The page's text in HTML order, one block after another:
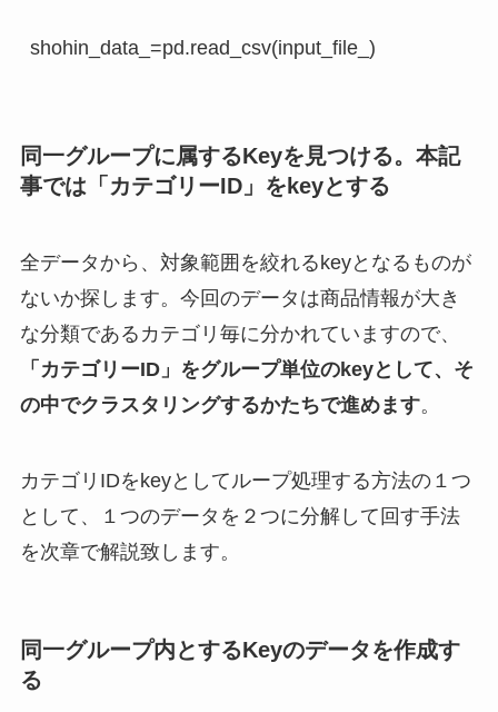
shohin_data_=pd.read_csv(input_file_)
同一グループに属するKeyを見つける。本記
事では 「カテゴリーID」をkeyとする
全データから、対象範囲を絞れるkeyとなるものが
ないか探します。今回のデータは商品情報が大き
な分類であるカテゴリ毎に分かれていますので、
「カテゴリーID」をグループ単位のkeyとして、そ
の中でクラスタリングするかたちで進めます。
カテゴリIDをkeyとしてループ処理する方法の１つ
として、１つのデータを２つに分解して回す手法
を次章で解説致します。
同一グループ内とするKeyのデータを作成す
る